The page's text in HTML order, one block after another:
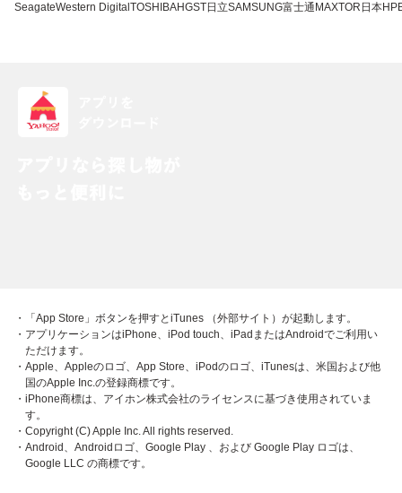
SeagateWestern Digital TOSHIBAHGST日立SAMSUNG富士通 MAXTOR 日本HP
・「App Store」ボタンを押すとiTunes （外部サイト）が起動します。
・アプリケーションはiPhone、iPod touch、iPadまたはAndroidでご利用い
ただけます。
・Apple、Appleのロゴ、App Store、iPodのロゴ、iTunesは、米国および他
国のApple Inc.の登録商標です。
・iPhone商標は、アイホン株式会社のライセンスに基づき使用されていま
す。
・Copyright (C) Apple Inc. All rights reserved.
・Android、Androidロゴ、Google Play 、および Google Play ロゴは、
Google LLC の商標です。